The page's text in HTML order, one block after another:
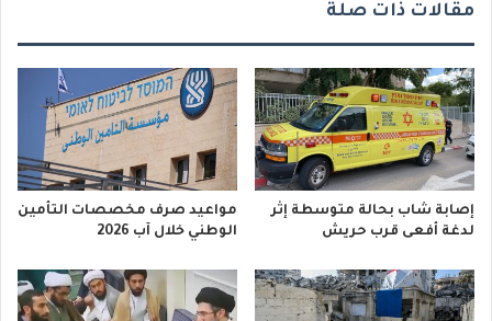
مقالات ذات صلة
إصابة شاب بحالة متوسطة إثر
لدغة أفعى قرب حريش
مواعيد صرف مخصصات التأمين
الوطني خلال آب 2026